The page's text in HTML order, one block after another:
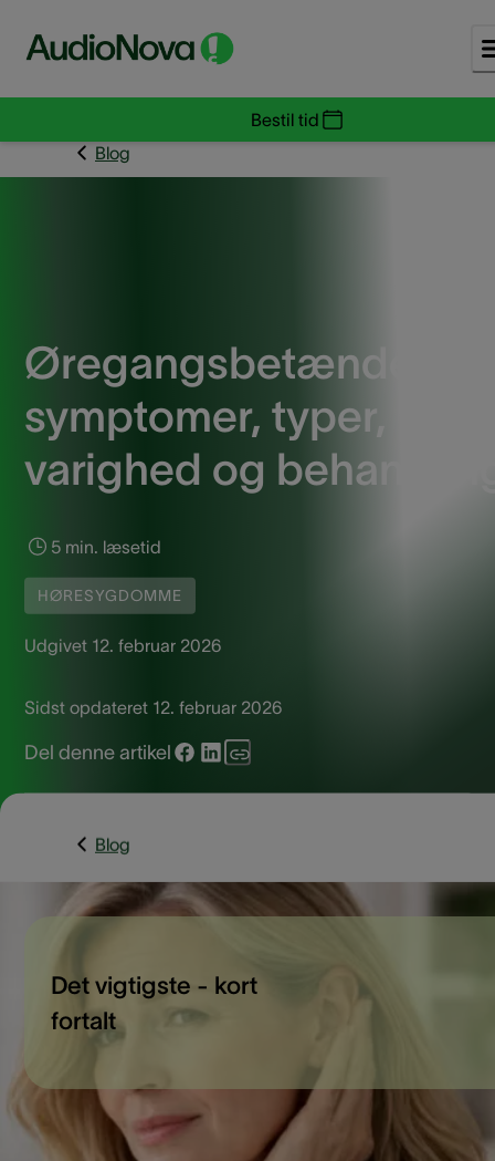
Bestil tid
Blog
Øregangsbetændelse
symptomer, typer,
varighed og
5 min. læsetid
HØRESYGDOMME
Udgivet 12. februar 2026
Sidst opdateret 12. februar 2026
Del denne artikel
Blog
Det vigtigste - kort
fortalt
Hvad er